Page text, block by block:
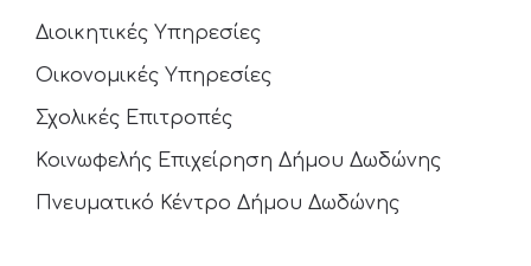
Διοικητικές Υπηρεσίες
Οικονομικές Υπηρεσίες
Σχολικές Επιτροπές
Κοινωφελής Επιχείρηση Δήμου Δωδώνης
Πνευματικό Κέντρο Δήμου Δωδώνης